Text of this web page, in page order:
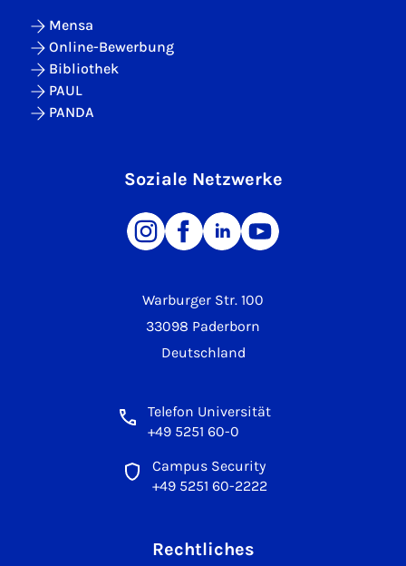
Warburger Str. 100
33098 Paderborn
Deutschland
Telefon Universität
+49 5251 60-0
Campus Security
+49 5251 60-2222
Mensa
Online-Bewerbung
Bibliothek
PAUL
PANDA
Soziale Netzwerke
Rechtliches